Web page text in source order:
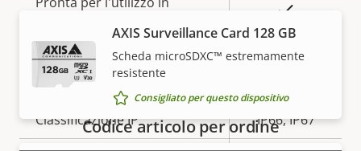
Classe di resistenza agli atti
vandalici
Classificazione IP IP66, IP67
AXIS Surveillance Card 128 GB
Scheda microSDXC™ estremamente
resistente
Consigliato per questo dispositivo
Codici
Codice articolo per ordine